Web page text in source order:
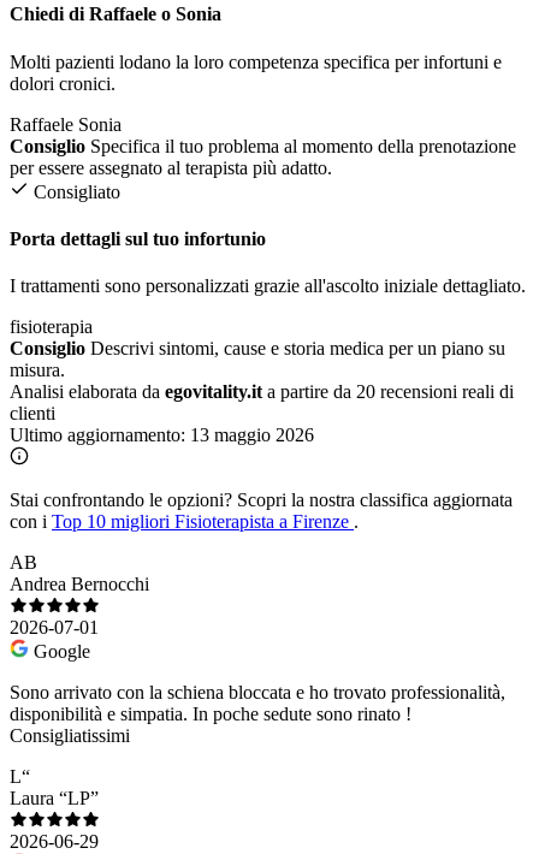
Chiedi di Raffaele o Sonia
Molti pazienti lodano la loro competenza specifica per infortuni e
dolori cronici.
Raffaele Sonia
Consiglio Specifica il tuo problema al momento della prenotazione
per essere assegnato al terapista più adatto.
Consigliato
Porta dettagli sul tuo infortunio
I trattamenti sono personalizzati grazie all'ascolto iniziale dettagliato.
fisioterapia
Consiglio Descrivi sintomi, cause e storia medica per un piano su
misura.
Analisi elaborata da egovitality.it a partire da 20 recensioni reali di
clienti
Ultimo aggiornamento: 13 maggio 2026
Stai confrontando le opzioni? Scopri la nostra classifica aggiornata
con i Top 10 migliori Fisioterapista a Firenze .
AB
Andrea Bernocchi
2026-07-01
Google
Sono arrivato con la schiena bloccata e ho trovato professionalità,
disponibilità e simpatia. In poche sedute sono rinato !
Consigliatissimi
L“
Laura “LP”
2026-06-29